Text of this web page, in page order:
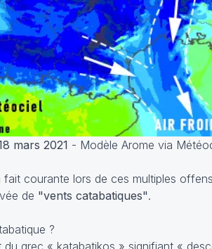
mars 2021 - Modèle Arome via
courante lors de ces multiples
de "vents catabatiques".
?
du grec « katabatikos » signifiant «